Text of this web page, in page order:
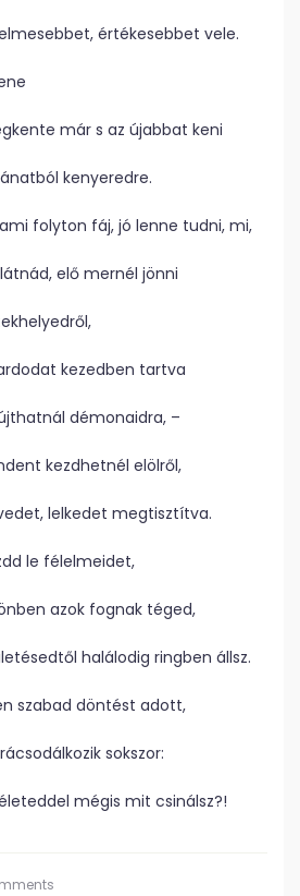
értékesebbet vele.
már s az újabbat keni
kenyeredre.
folyton fáj, jó lenne tudni, mi,
elő mernél jönni
kezedben tartva
démonaidra, –
kezdhetnél elölről,
lelkedet megtisztítva.
le félelmeidet,
azok fognak téged,
halálodig ringben állsz.
szabad döntést adott,
sokszor:
mégis mit csinálsz?!